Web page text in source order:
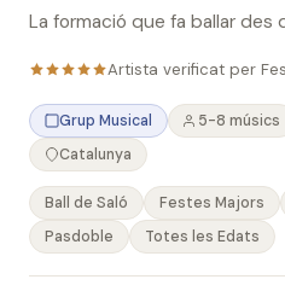
La formació que fa ballar des
Artista verificat per
Grup Musical 5-8 músics
Catalunya
Ball de Saló Festes Majors
Pasdoble
Totes les Edats